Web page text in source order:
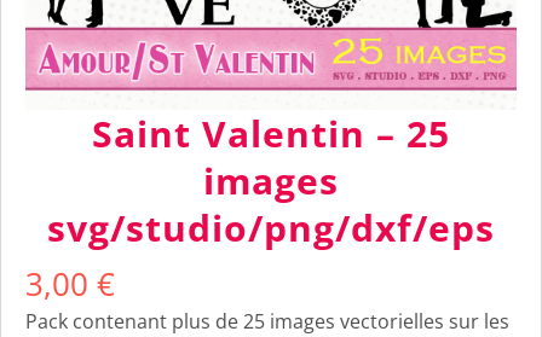
Saint Valentin – 25
images
svg/studio/png/dxf/eps
3,00 €
Pack contenant plus de 25 images vectorielles sur les